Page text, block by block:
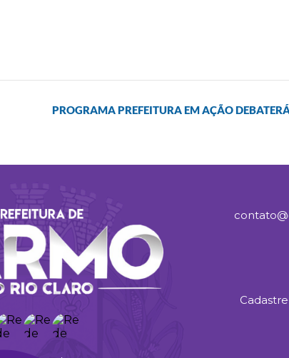
PROGRAMA PREFEITURA EM AÇÃO